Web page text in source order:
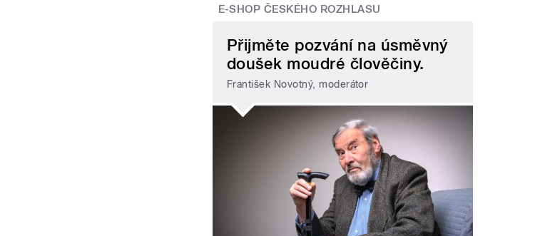
E-SHOP ČESKÉHO ROZHLASU
Přijměte pozvání na úsměvný
doušek moudré člověčiny.
František Novotný, moderátor